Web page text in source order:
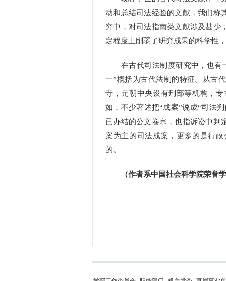
动和总结司法经验的文献，我们称
究中，对司法指南类文献涉及甚少
定程度上削弱了研究成果的科学性
在古代司法制度研究中，也有
一”概括为古代法制的特征。从古
寺，元朝中央设有刑部等机构，
如，不少著述把“成案”说成“司法
已办结的公文卷宗，也指诉讼中判
案为主的司法成案，更多的是行
的。
（作者系中国社会科学院荣誉学